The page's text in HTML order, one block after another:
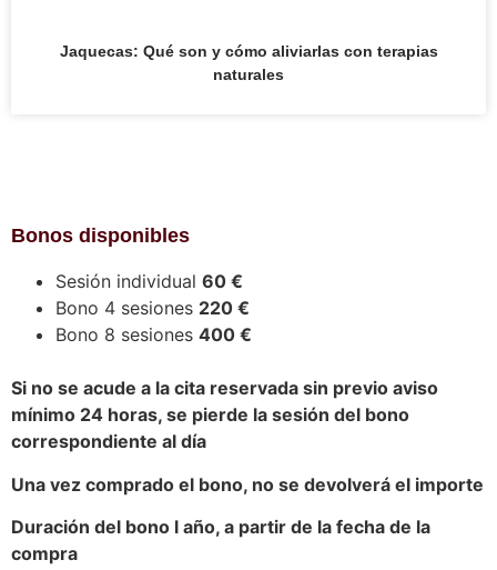
Jaquecas: Qué son y cómo aliviarlas con terapias
naturales
Bonos disponibles
Sesión individual 60 €
Bono 4 sesiones 220 €
Bono 8 sesiones 400 €
Si no se acude a la cita reservada sin previo aviso
mínimo 24 horas, se pierde la sesión del bono
correspondiente al día
Una vez comprado el bono, no se devolverá el importe
Duración del bono l año, a partir de la fecha de la
compra